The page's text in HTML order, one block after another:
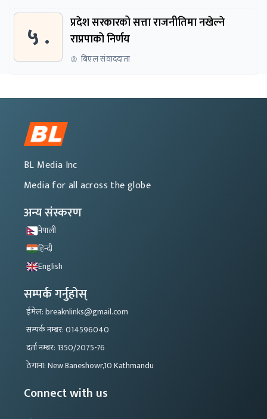
५ .
प्रदेश सरकारको सत्ता राजनीतिमा नखेल्ने
राप्रपाको निर्णय
बिएल संवाददाता
BL Media Inc
Media for all across the globe
अन्य संस्करण
नेपाली
हिन्दी
English
सम्पर्क गर्नुहोस्
ईमेल: breaknlinks@gmail.com
सम्पर्क नम्बर: 014596040
दर्ता नम्बर: 1350/2075-76
ठेगाना: New Baneshowr,10 Kathmandu
Connect with us